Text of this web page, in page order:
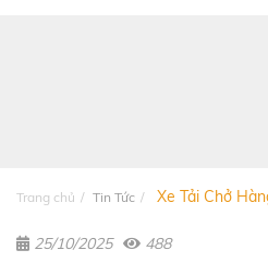
Trang chủ Tin Tức Xe Tải Chở
25/10/2025 488